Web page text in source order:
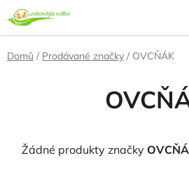
Přejít
na
obsah
Domů / Prodávané značky / OVCŇÁK
Žádné produkty značky